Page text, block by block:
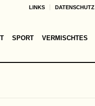
LINKS DATENSCHUTZ
SPORT VERMISCHTES